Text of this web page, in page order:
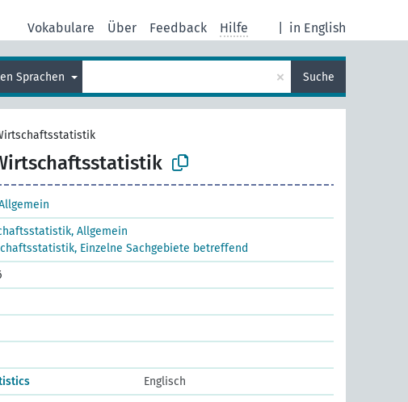
in English
Vokabulare Über Feedback Hilfe
Sprachen × Suche
Allgemein
Einzelne Sachgebiete betreffend
Englisch